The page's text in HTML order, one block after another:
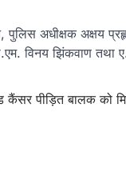
अधीक्षक अक्षय
विनय झिंकवाण तथा
कैंसर पीड़ित बालक को